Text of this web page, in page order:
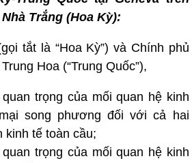
Trắng (Hoa Kỳ):
tắt là “Hoa Kỳ”) và Chính phủ
Hoa (“Trung Quốc”),
trọng của mối quan hệ kinh
song phương đối với cả hai
kinh tế toàn cầu;
trọng của mối quan hệ kinh